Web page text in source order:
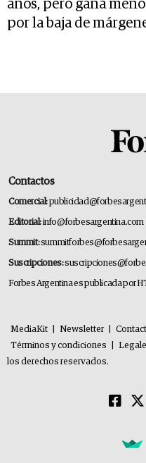
años, pero gana
por la baja de
Contactos
Comercial:
Editorial:info@forbesargentina.com
Summit:
Suscripciones:
Forbes Argentina es publicada por
MediaKit Newsletter
Términos y condiciones
los derechos reservados.